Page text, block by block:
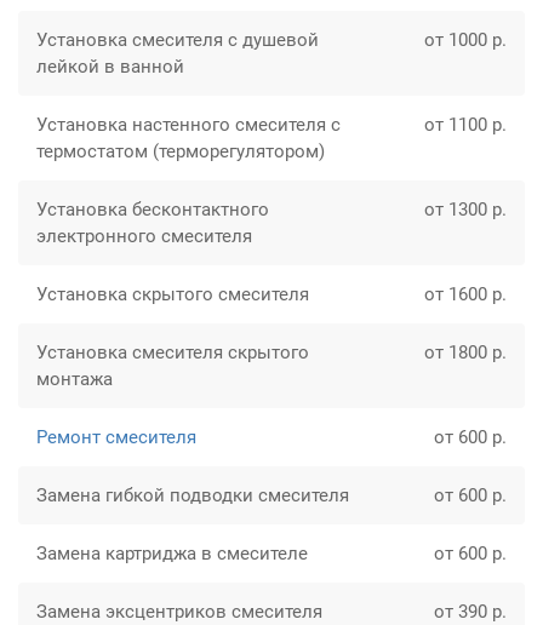
Установка смесителя с душевой
лейкой в ванной
от 1000 р.
Установка настенного смесителя с
термостатом (терморегулятором)
от 1100 р.
Установка бесконтактного
электронного смесителя
от 1300 р.
Установка скрытого смесителя от 1600 р.
Установка смесителя скрытого
монтажа
от 1800 р.
Ремонт смесителя от 600 р.
Замена гибкой подводки смесителя от 600 р.
Замена картриджа в смесителе от 600 р.
Замена эксцентриков смесителя от 390 р.